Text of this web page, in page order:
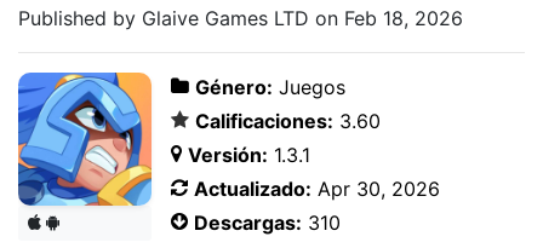
Published by Glaive Games LTD on Feb 18, 2026
Género: Juegos
Calificaciones: 3.60
Versión: 1.3.1
Actualizado: Apr 30, 2026
Descargas: 310